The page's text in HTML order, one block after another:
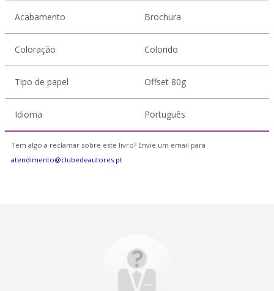
Acabamento Brochura
Coloração Colorido
Tipo de papel Offset 80g
Idioma Português
Tem algo a reclamar sobre este livro? Envie um email para
atendimento@clubedeautores.pt